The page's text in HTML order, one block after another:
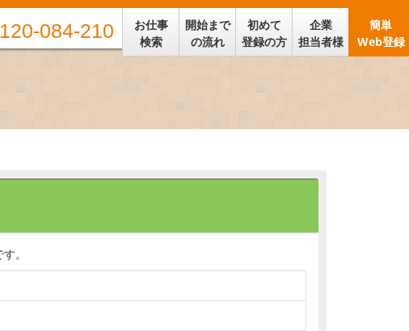
084-210
お仕事
検索
開始まで
の流れ
初めて
登録の方
企業
担当者様
簡単
Web登録
。